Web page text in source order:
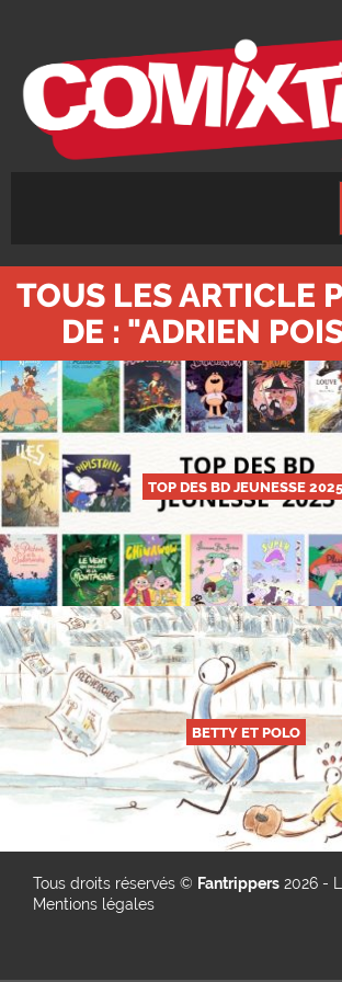
TOUS LES ARTICLE
DE : "ADRIEN
TOP DES BD JEUNESSE 2025
BETTY ET POLO
Tous droits réservés © Fantrippers 2026 -
Mentions légales